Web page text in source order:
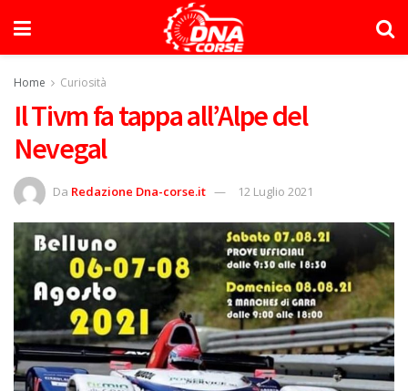
Home Curiosità
Il Tivm fa tappa all’Alpe del
Nevegal
Da Redazione Dna-corse.it 12 Luglio 2021